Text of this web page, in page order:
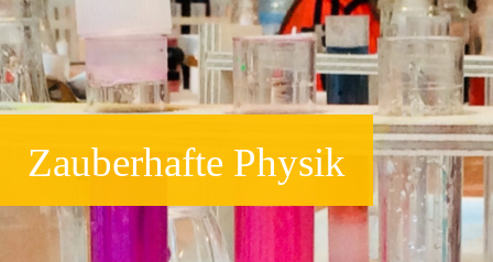
Zauberhafte Physik